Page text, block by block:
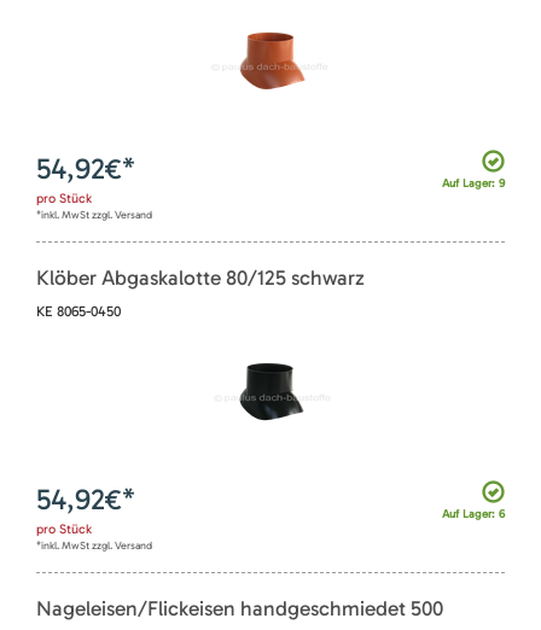
Auf Lager: 9
54,92€*
pro Stück
*inkl. MwSt zzgl. Versand
Klöber Abgaskalotte 80/125 schwarz
KE 8065-0450
Auf Lager: 6
54,92€*
pro Stück
*inkl. MwSt zzgl. Versand
Nageleisen/Flickeisen handgeschmiedet 500